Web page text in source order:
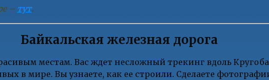
– тут.
Байкальская железная дорога
местам. Вас ждет несложный трекинг вдоль
в мире. Вы узнаете, как ее строили. Сделаете